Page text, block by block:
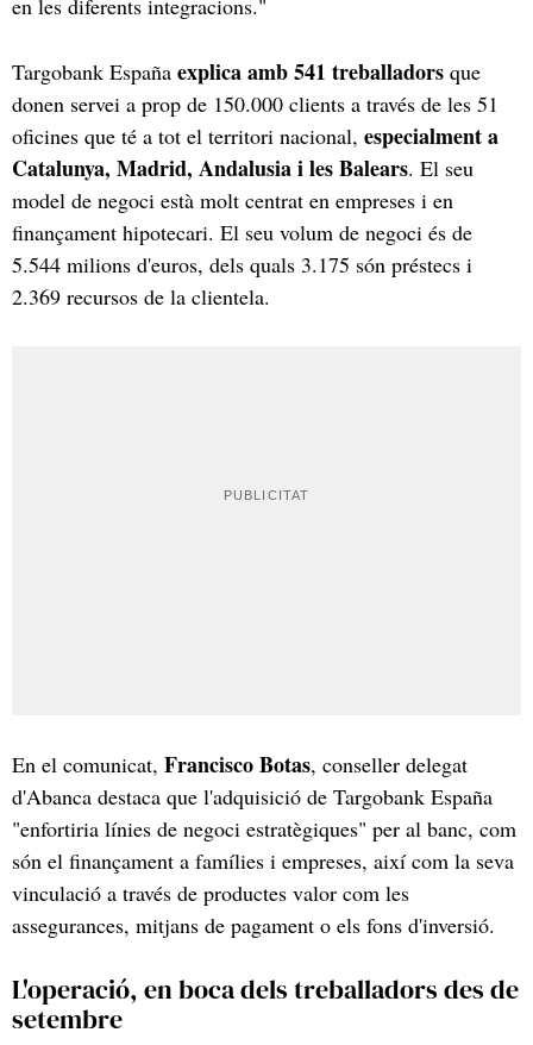
Targobank España explica amb 541 treballadors que
donen servei a prop de 150.000 clients a través de les 51
oficines que té a tot el territori nacional, especialment a
Catalunya, Madrid, Andalusia i les Balears. El seu
model de negoci està molt centrat en empreses i en
finançament hipotecari. El seu volum de negoci és de
5.544 milions d'euros, dels quals 3.175 són préstecs i
2.369 recursos de la clientela.
En el comunicat, Francisco Botas, conseller delegat
d'Abanca destaca que l'adquisició de Targobank España
"enfortiria línies de negoci estratègiques" per al banc, com
són el finançament a famílies i empreses, així com la seva
vinculació a través de productes valor com les
assegurances, mitjans de pagament o els fons d'inversió.
L'operació, en boca dels treballadors des de
setembre